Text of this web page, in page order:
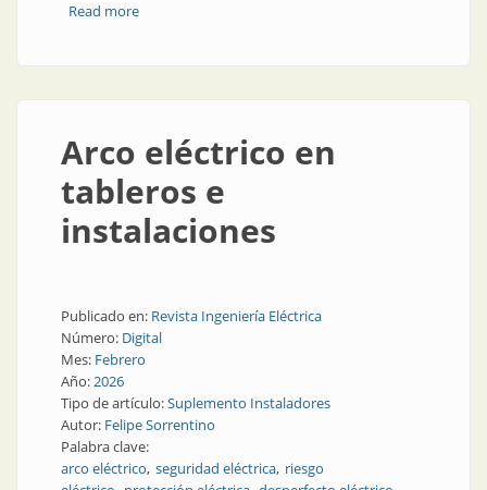
Read moreabout ¡Extra! ¡Extra! para instaladores
Arco eléctrico en
tableros e
instalaciones
Publicado en: Revista Ingeniería Eléctrica
Número: Digital
Mes: Febrero
Año:2026
Tipo de artículo:Suplemento Instaladores
Autor: Felipe Sorrentino
Palabra clave:
arco eléctrico seguridad eléctrica riesgo